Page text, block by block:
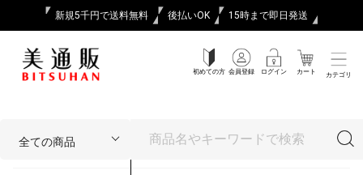
新規5千円で送料無料 後払いOK 15時まで即日発送
初めての方 会員登録 ログイン カート カテゴリ